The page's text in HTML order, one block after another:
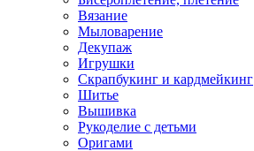
Вязание
Мыловарение
Декупаж
Игрушки
Скрапбукинг и кардмейкинг
Шитье
Вышивка
Рукоделие с детьми
Оригами